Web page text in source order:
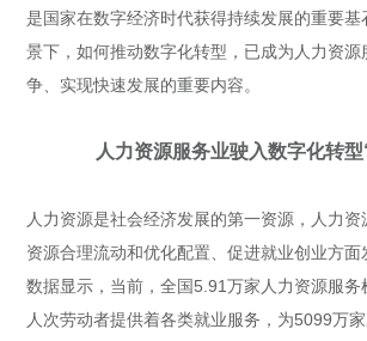
是国家在数字经济时代获得持续发展的重要
景下，如何推动数字化转型，已成为人力资
争、实现快速发展的重要内容。
人力资源服务业驶入数字化转型
人力资源是社会经济发展的第一资源，人力资
资源合理流动和优化配置、促进就业创业方面
数据显示，当前，全国5.91万家人力资源服
人次劳动者提供着各类就业服务，为5099万